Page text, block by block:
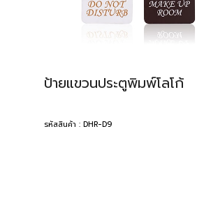
ป้ายแขวนประตูพิมพ์โลโก้
รหัสสินค้า : DHR-D9